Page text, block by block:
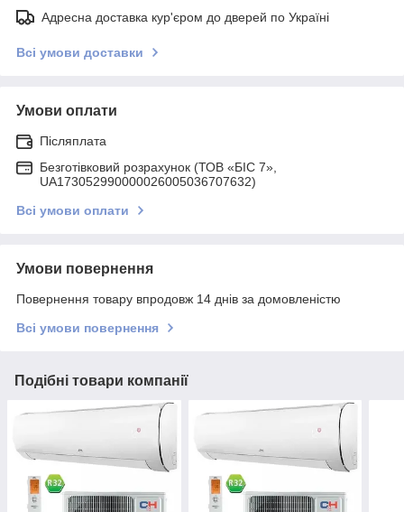
Адресна доставка кур'єром до дверей по Україні
Всі умови доставки
Умови оплати
Післяплата
Безготівковий розрахунок (ТОВ «БІС 7»,
UA173052990000026005036707632)
Всі умови оплати
Умови повернення
Повернення товару впродовж 14 днів за домовленістю
Всі умови повернення
Подібні товари компанії